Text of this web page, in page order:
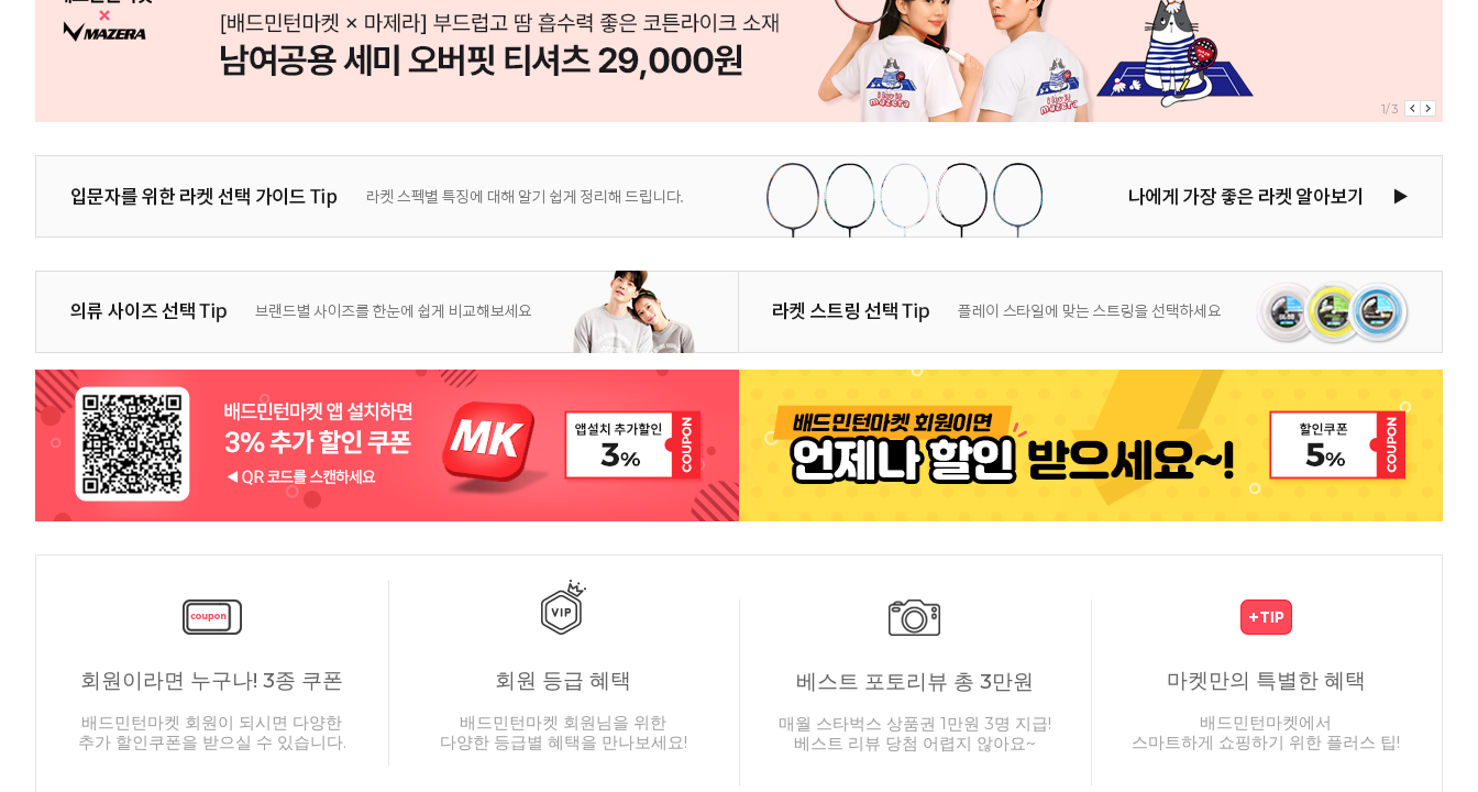
2/3
회원이라면 누구나! 3종 쿠폰
배드민턴마켓 회원이 되시면 다양한
추가 할인쿠폰을 받으실 수 있습니다.
회원 등급 혜택
배드민턴마켓 회원님을 위한
다양한 등급별 혜택을 만나보세요!
베스트 포토리뷰 총 3만원
매월 스타벅스 상품권 1만원 3명 지급!
베스트 리뷰 당첨 어렵지 않아요~
마켓만의 특별한 혜택
배드민턴마켓에서
스마트하게 쇼핑하기 위한 플러스 팁!